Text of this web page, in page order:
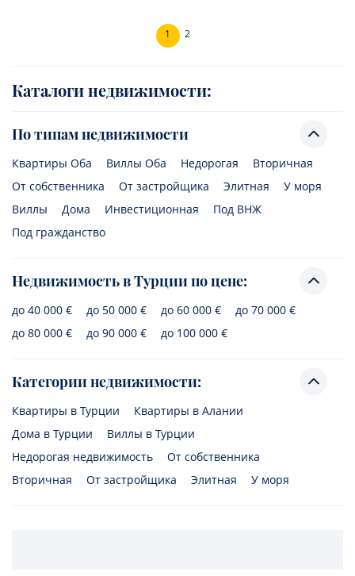
1 2
Каталоги недвижимости:
По типам недвижимости
Квартиры Оба Виллы Оба Недорогая
Вторичная
От собственника
От застройщика Элитная
У моря
Виллы
Дома Инвестиционная
Под ВНЖ
Под гражданство
Недвижимость в Турции по цене:
до 40 000 € до 50 000 € до 60 000 €
до 70 000 €
до 80 000 €
до 90 000 € до 100 000 €
Категории недвижимости:
Квартиры в Турции
Квартиры в Алании
Дома в Турции
Виллы в Турции
Недорогая недвижимость
От собственника
Вторичная
От застройщика Элитная У моря